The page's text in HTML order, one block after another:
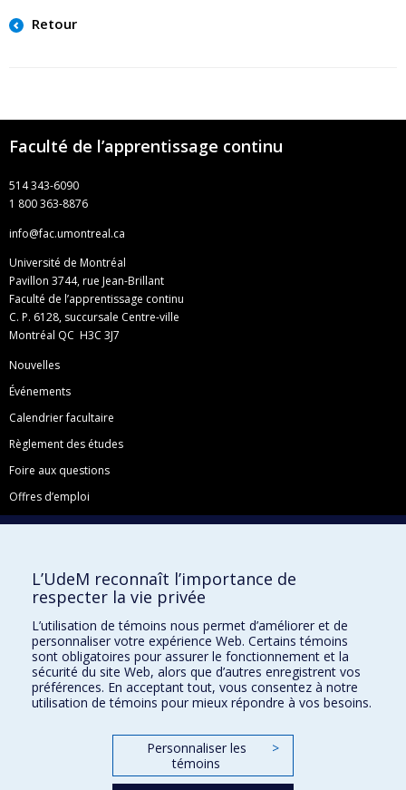
Retour
Faculté de l’apprentissage continu
514 343-6090
1 800 363-8876
info@fac.umontreal.ca
Université de Montréal
Pavillon 3744, rue Jean-Brillant
Faculté de l’apprentissage continu
C. P. 6128, succursale Centre-ville
Montréal QC H3C 3J7
Nouvelles
Événements
Calendrier facultaire
Règlement des études
Foire aux questions
Offres d’emploi
Facebook
LinkedIn
YouTube
Toutes nos présences sociales
École de français
Centre de perfectionnement
Abonnez-vous à notre infolettre
L’UdeM reconnaît l’importance de
respecter la vie privée
L’utilisation de témoins nous permet d’améliorer et de
personnaliser votre expérience Web. Certains témoins
sont obligatoires pour assurer le fonctionnement et la
sécurité du site Web, alors que d’autres enregistrent vos
préférences. En acceptant tout, vous consentez à notre
utilisation de témoins pour mieux répondre à vos besoins.
Personnaliser les
témoins
>